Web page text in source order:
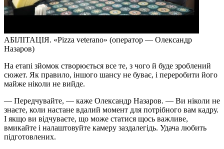
АБІЛІТАЦІЯ. «Pizza veterano» (оператор — Олександр
Назаров)
На етапі зйомок створюється все те, з чого й буде зроблений
сюжет. Як правило, іншого шансу не буває, і переробити його
майже ніколи не вийде.
— Передчувайте, — каже Олександр Назаров. — Ви ніколи не
знаєте, коли настане вдалий момент для потрібного вам кадру.
І якщо ви відчуваєте, що може статися щось важливе,
вмикайте і налаштовуйте камеру заздалегідь. Удача любить
підготовлених.